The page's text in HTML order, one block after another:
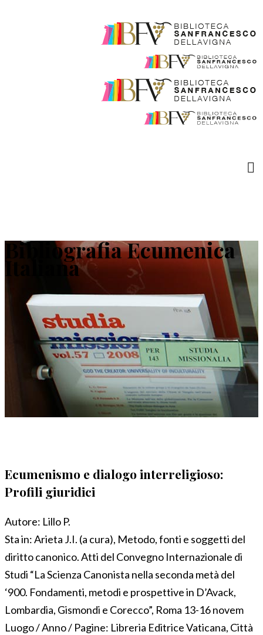
Bibliografia Ecumenica
Italiana
Ecumenismo e dialogo interreligioso:
Profili giuridici
Autore: Lillo P.
Sta in:Arieta J.I. (a cura), Metodo, fonti e soggetti del
diritto canonico. Atti del Convegno Internazionale di
Studi “La Scienza Canonista nella seconda metà del
‘900. Fondamenti, metodi e prospettive in D’Avack,
Lombardia, Gismondi e Corecco”, Roma 13-16 novem
Luogo / Anno / Pagine: Libreria Editrice Vaticana, Città